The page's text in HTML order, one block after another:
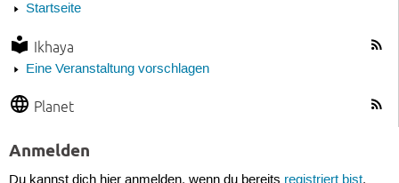
Startseite
Ikhaya
Eine Veranstaltung vorschlagen
Planet
Anmelden